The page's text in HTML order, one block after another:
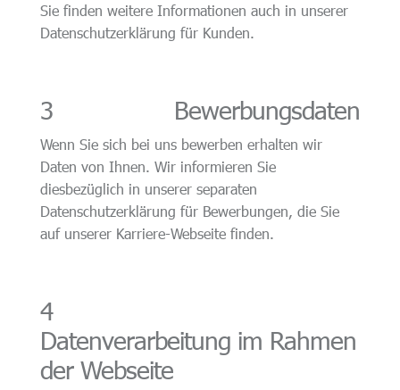
Sie finden weitere Informationen auch in unserer
Datenschutzerklärung für Kunden.
3 Bewerbungsdaten
Wenn Sie sich bei uns bewerben erhalten wir
Daten von Ihnen. Wir informieren Sie
diesbezüglich in unserer separaten
Datenschutzerklärung für Bewerbungen, die Sie
auf unserer Karriere-Webseite finden.
4
Datenverarbeitung im Rahmen
der Webseite